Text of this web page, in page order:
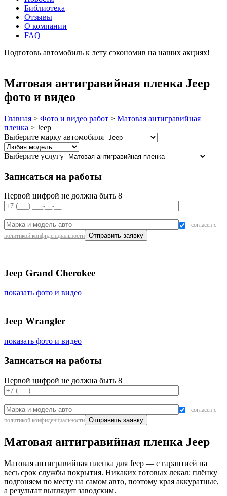
Библиотека
Отзывы
О компании
FAQ
Подготовь автомобиль к лету сэкономив на наших акциях!
Матовая антигравийная пленка Jeep
фото и видео
Главная > Фото и видео работ > Матовая антигравийная
пленка > Jeep
Выберите марку автомобиля
Выберите услугу
Записаться на работы
Первой цифрой не должна быть 8
согласен с
политикой конфиденциальности
Jeep Grand Cherokee
показать фото и видео
Jeep Wrangler
показать фото и видео
Записаться на работы
Первой цифрой не должна быть 8
согласен с
политикой конфиденциальности
Матовая антигравийная пленка Jeep
Матовая антигравийная пленка для Jeep — с гарантией на
весь срок службы покрытия. Никаких готовых лекал: плёнку
подгоняем по месту на самом авто, поэтому края аккуратные,
а результат выглядит заводским.